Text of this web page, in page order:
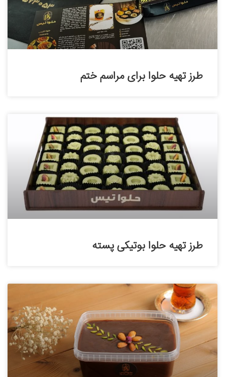
طرز تهیه حلوا برای مراسم ختم
طرز تهیه حلوا بوتیکی پسته